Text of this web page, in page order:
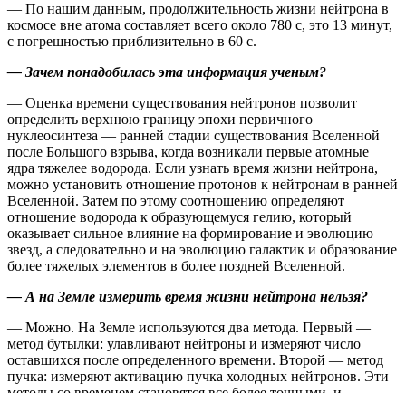
— По нашим данным, продолжительность жизни нейтрона в
космосе вне атома составляет всего около 780 с, это 13 минут,
с погрешностью приблизительно в 60 с.
— Зачем понадобилась эта информация ученым?
— Оценка времени существования нейтронов позволит
определить верхнюю границу эпохи первичного
нуклеосинтеза — ​ранней стадии существования Вселенной
после Большого взрыва, когда возникали первые атомные
ядра тяжелее водорода. Если узнать время жизни нейтрона,
можно установить отношение протонов к нейтронам в ранней
Вселенной. Затем по этому соотношению определяют
отношение водорода к образующемуся гелию, который
оказывает сильное влияние на формирование и эволюцию
звезд, а следовательно и на эволюцию галактик и образование
более тяжелых элементов в более поздней Вселенной.
— А на Земле измерить время жизни нейтрона нельзя?
— Можно. На Земле используются два метода. Первый — ​
метод бутылки: улавливают нейтроны и измеряют число
оставшихся после определенного времени. ­Второй — ​метод
пучка: измеряют активацию пучка холодных нейтронов. Эти